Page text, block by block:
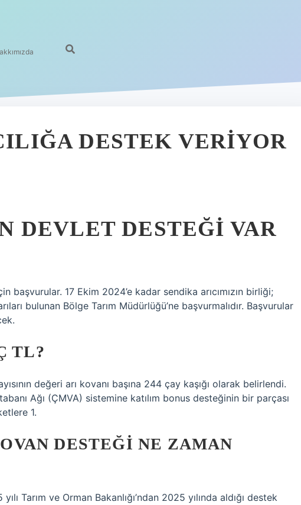
DESTEK VERIYOR
DEVLET DESTEĞI VAR
başvurular. 17 Ekim 2024’e kadar sendika arıcımızın birliği;
bulunan Bölge Tarım Müdürlüğü’ne başvurmalıdır. Başvurular
TL?
değeri arı kovanı başına 244 çay kaşığı olarak belirlendi.
Ağı (ÇMVA) sistemine katılım bonus desteğinin bir parçası
1.
DESTEĞI NE ZAMAN
Tarım ve Orman Bakanlığı’ndan 2025 yılında aldığı destek